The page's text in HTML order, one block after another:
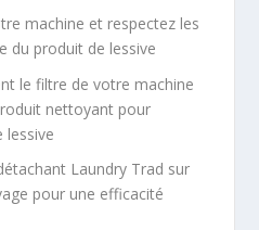
machine et respectez les
du produit de lessive
le filtre de votre machine
nettoyant pour
lessive
Laundry Trad sur
pour une efficacité